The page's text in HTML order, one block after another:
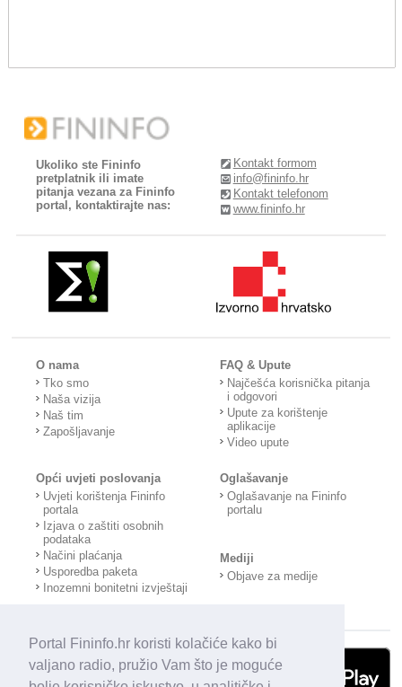
Portal Fininfo.hr koristi kolačiće kako bi
valjano radio, pružio Vam što je moguće
Ukoliko ste Fininfo
pretplatnik ili imate
pitanja vezana za Fininfo
portal, kontaktirajte nas:
Kontakt formom
info@fininfo.hr
Kontakt telefonom
www.fininfo.hr
O nama
Tko smo
Naša vizija
Naš tim
Zapošljavanje
FAQ & Upute
Najčešća korisnička pitanja
i odgovori
Upute za korištenje
aplikacije
Video upute
Opći uvjeti poslovanja
Uvjeti korištenja Fininfo
portala
Izjava o zaštiti osobnih
podataka
Načini plaćanja
Usporedba paketa
Inozemni bonitetni izvještaji
Oglašavanje
Oglašavanje na Fininfo
portalu
Mediji
Objave za medije